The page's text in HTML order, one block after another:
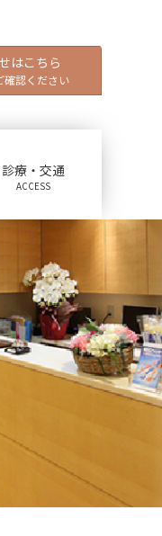
はこちら
確認ください
診療・交通
ACCESS